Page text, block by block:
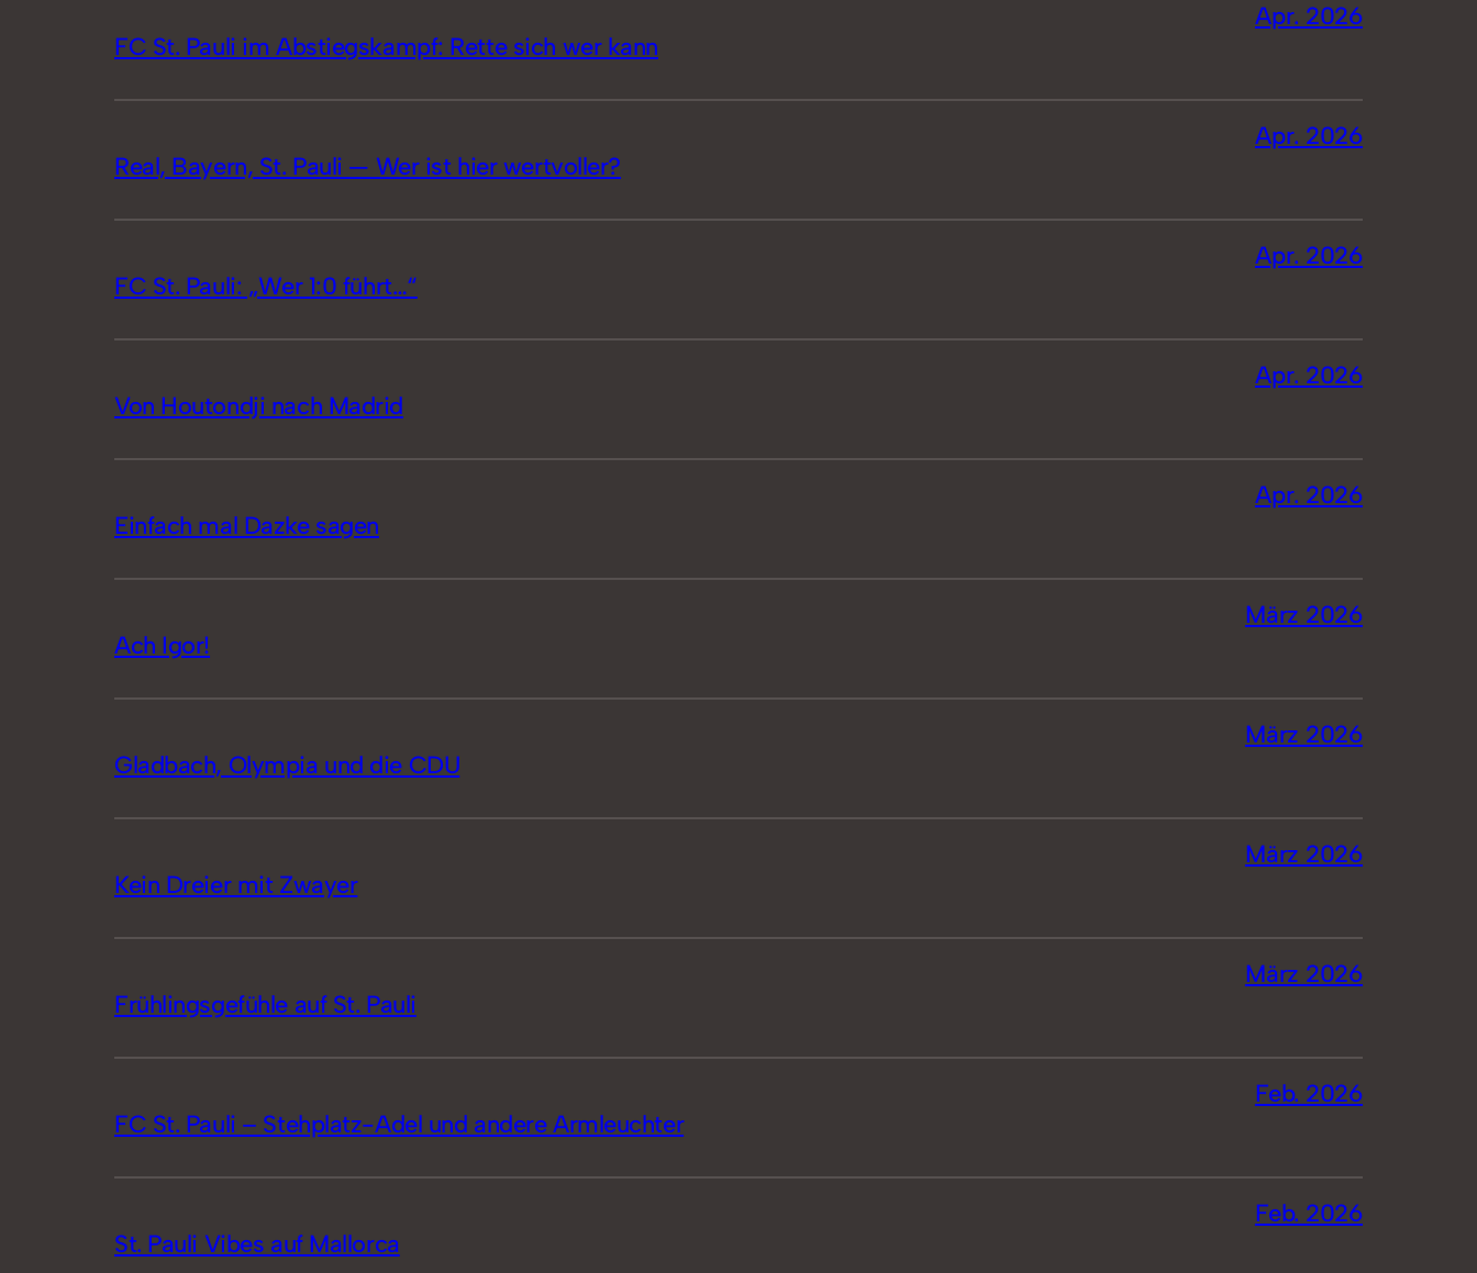
FC St. Pauli im Abstiegskampf: Rette sich wer kann
Apr. 2026
Real, Bayern, St. Pauli — Wer ist hier wertvoller?
Apr. 2026
FC St. Pauli: „Wer 1:0 führt…“
Apr. 2026
Von Houtondji nach Madrid
Apr. 2026
Einfach mal Dazke sagen
Apr. 2026
Ach Igor!
März 2026
Gladbach, Olympia und die CDU
März 2026
Kein Dreier mit Zwayer
März 2026
Frühlingsgefühle auf St. Pauli
März 2026
FC St. Pauli – Stehplatz-Adel und andere Armleuchter
Feb. 2026
St. Pauli Vibes auf Mallorca
Feb. 2026